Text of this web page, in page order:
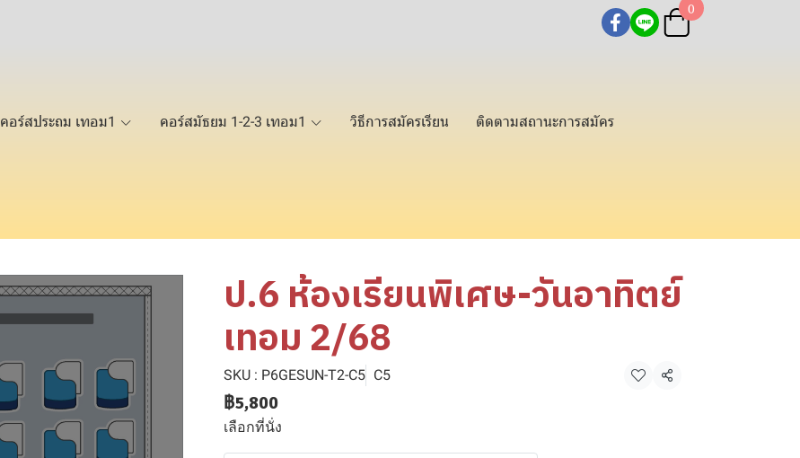
0
คอร์สประถม เทอม1 คอร์สมัธยม 1-2-3 เทอม1 วิธีการสมัครเรียน ติดตามสถานะการสมัคร
ป.6 ห้องเรียนพิเศษ-วันอาทิตย์
เทอม 2/68
SKU : P6GESUN-T2-C5 C5 แชร์
฿5,800
เลือกที่นั่ง